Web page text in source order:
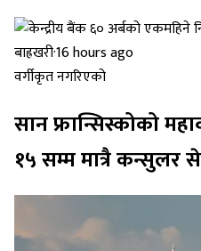
बाह्रखरी·16 hours ago
वर्गीकृत नगरिएको
सान फ्रान्सिस्कोको
१५ सम्म मात्रै कन्सुलर